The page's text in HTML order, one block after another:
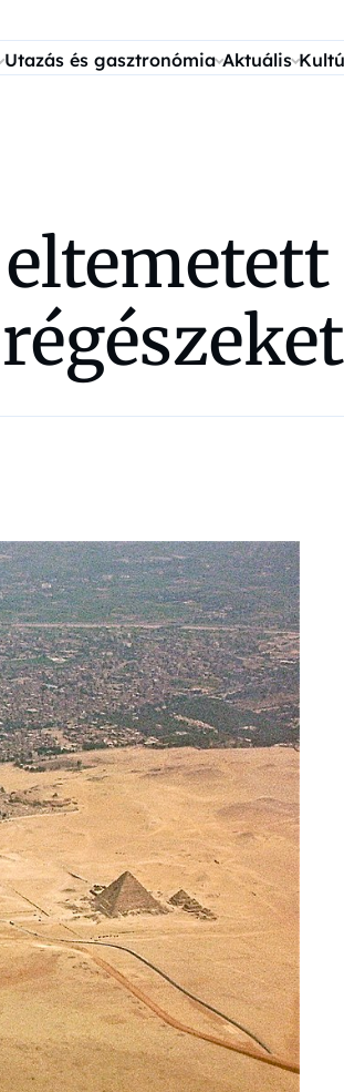
Utazás és gasztronómia Aktuális